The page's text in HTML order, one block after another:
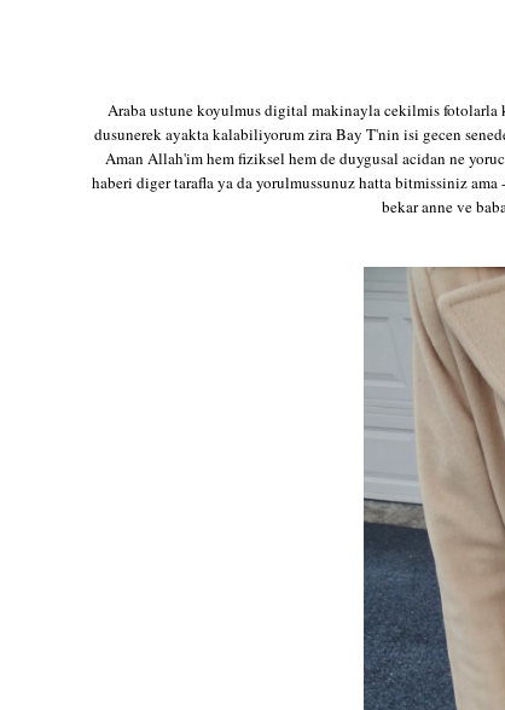
Araba ustune koyulmus digital makinayla cekilmis
dusunerek ayakta kalabiliyorum zira Bay T'nin isi gecen
Aman Allah'im hem fiziksel hem de duygusal acidan ne
haberi diger tarafla ya da yorulmussunuz hatta bitmissiniz
bekar anne ve